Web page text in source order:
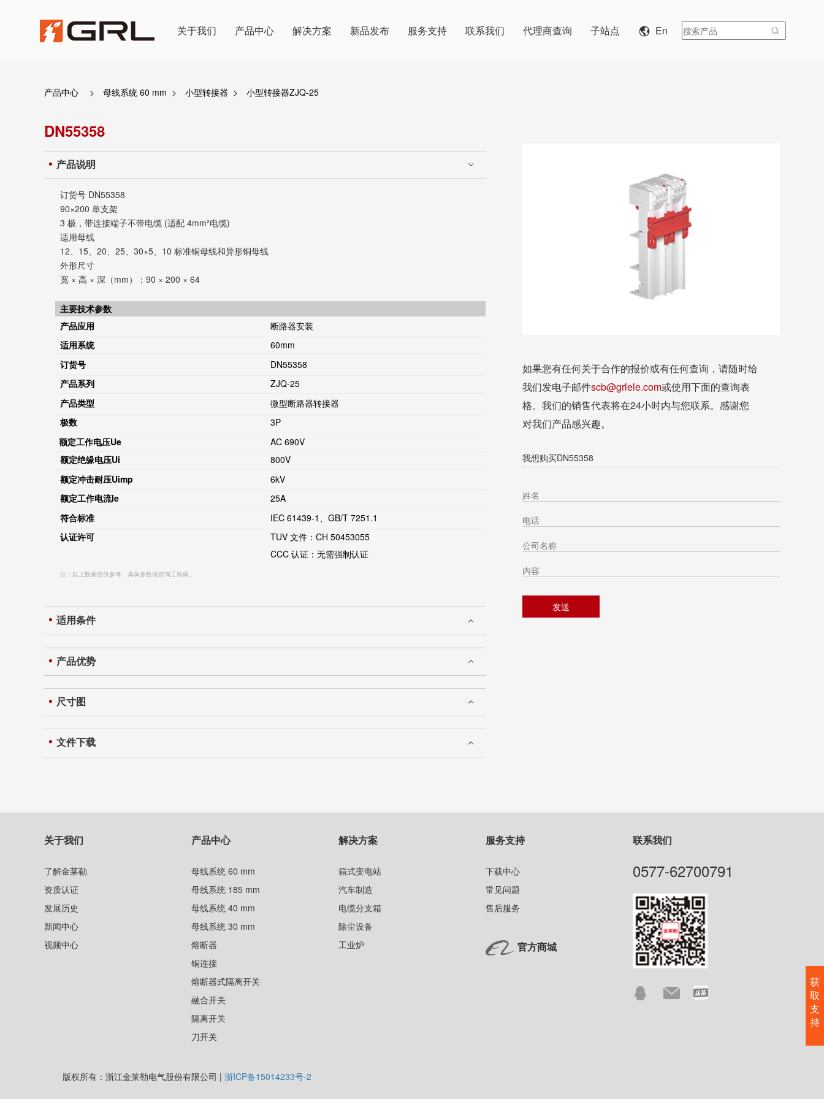
关于我们 产品中心 解决方案 新品发布 服务支持 联系我们 代理商查询 子站点 En
产品中心 > 母线系统 60 mm > 小型转接器 > 小型转接器ZJQ-25
DN55358
产品说明
订货号 DN55358
90×200 单支架
3 极，带连接端子不带电缆 (适配 4mm²电缆)
适用母线
12、15、20、25、30×5、10 标准铜母线和异形铜母线
外形尺寸
宽 × 高 × 深（mm）：90 × 200 × 64
主要技术参数
产品应用
断路器安装
适用系统
60mm
订货号
DN55358
产品系列
ZJQ-25
产品类型
微型断路器转接器
极数
3P
额定工作电压Ue
AC 690V
额定绝缘电压Ui
800V
额定冲击耐压Uimp
6kV
额定工作电流Ie
25A
符合标准
IEC 61439-1、GB/T 7251.1
认证许可
TUV 文件：CH 50453055
CCC 认证：无需强制认证
注：以上数据仅供参考，具体参数请咨询工程师。
适用条件
产品优势
尺寸图
文件下载
如果您有任何关于合作的报价或有任何查询，请随时给
我们发电子邮件scb@grlele.com或使用下面的查询表
格。我们的销售代表将在24小时内与您联系。感谢您
对我们产品感兴趣。
我想购买DN55358
关于我们
了解金莱勒
资质认证
发展历史
新闻中心
视频中心
产品中心
母线系统 60 mm
母线系统 185 mm
母线系统 40 mm
母线系统 30 mm
熔断器
铜连接
熔断器式隔离开关
融合开关
隔离开关
刀开关
解决方案
箱式变电站
汽车制造
电缆分支箱
除尘设备
工业炉
服务支持
下载中心
常见问题
售后服务
官方商城
联系我们
0577-62700791
版权所有：浙江金莱勒电气股份有限公司 | 浙ICP备15014233号-2
获
取
支
持